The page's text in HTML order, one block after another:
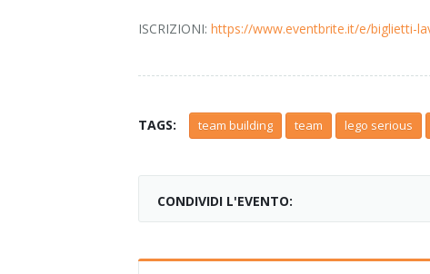
ISCRIZIONI: https://www.eventbrite.it/e/biglietti-
TAGS: team building team lego serious
CONDIVIDI L'EVENTO: